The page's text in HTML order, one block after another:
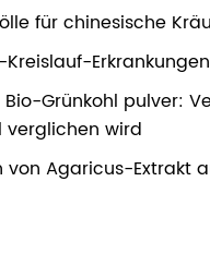
für chinesische
Kreislauf-
Grünkohl pulver:
verglichen wird
von Agaricus-Extrakt